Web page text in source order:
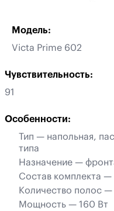
Модель:
Victa Prime 602
Чувствительность:
91
Особенности:
Тип — напольная,
типа
Назначение —
Состав комплекта —
Количество полос —
Мощность — 160 Вт